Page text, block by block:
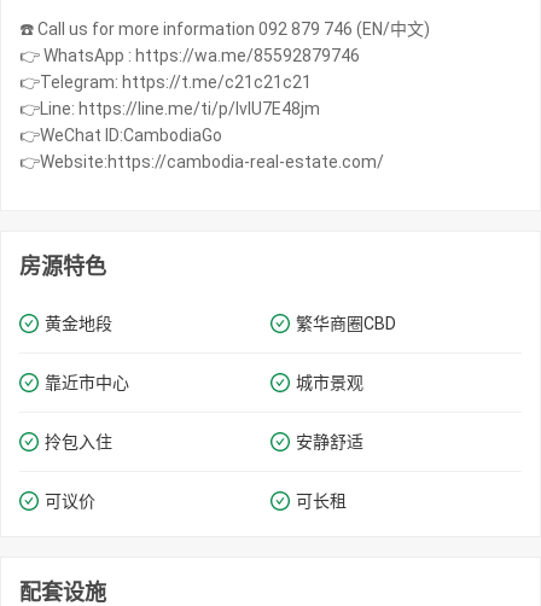
☎️ Call us for more information 092 879 746 (EN/中文)
👉 WhatsApp : https://wa.me/85592879746
👉Telegram: https://t.me/c21c21c21
👉Line: https://line.me/ti/p/IvIU7E48jm
👉WeChat ID:CambodiaGo
👉Website:https://cambodia-real-estate.com/
房源特色
黄金地段 繁华商圈​​CBD
靠近市中心 城市景观
拎包入住 安静舒适
可议价 可长租
配套设施